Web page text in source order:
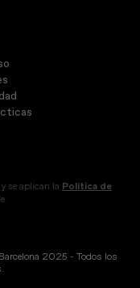
se aplican la Política de
2025 - Todos los